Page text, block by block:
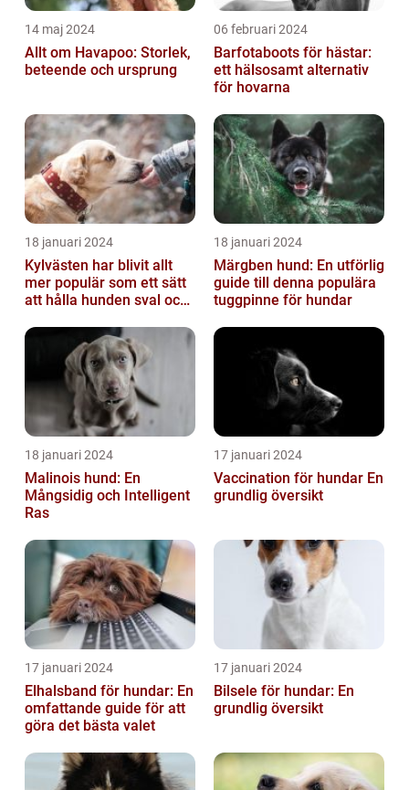
14 maj 2024
Allt om Havapoo: Storlek,
beteende och ursprung
06 februari 2024
Barfotaboots för hästar:
ett hälsosamt alternativ
för hovarna
18 januari 2024
Kylvästen har blivit allt
mer populär som ett sätt
att hålla hunden sval och
väde...
18 januari 2024
Märgben hund: En utförlig
guide till denna populära
tuggpinne för hundar
18 januari 2024
Malinois hund: En
Mångsidig och Intelligent
Ras
17 januari 2024
Vaccination för hundar En
grundlig översikt
17 januari 2024
Elhalsband för hundar: En
omfattande guide för att
göra det bästa valet
17 januari 2024
Bilsele för hundar: En
grundlig översikt